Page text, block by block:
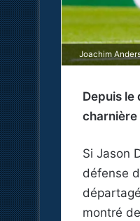
Joachim
Depuis le
Si Jason
défense
montré